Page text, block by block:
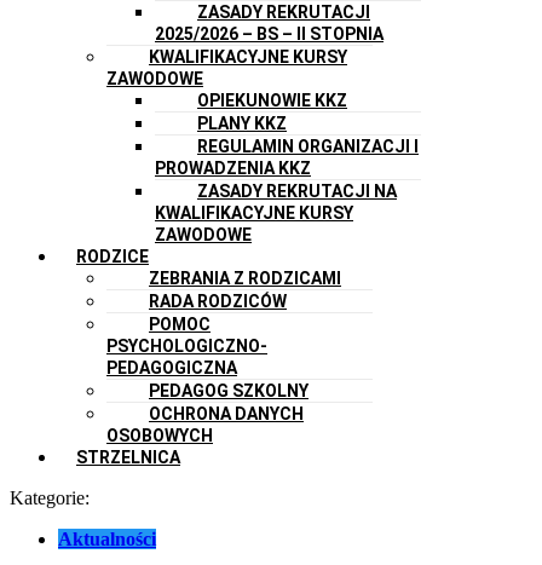
ZASADY REKRUTACJI
2025/2026 – BS – II STOPNIA
KWALIFIKACYJNE KURSY
ZAWODOWE
OPIEKUNOWIE KKZ
PLANY KKZ
REGULAMIN ORGANIZACJI I
PROWADZENIA KKZ
ZASADY REKRUTACJI NA
KWALIFIKACYJNE KURSY
ZAWODOWE
RODZICE
ZEBRANIA Z RODZICAMI
RADA RODZICÓW
POMOC
PSYCHOLOGICZNO-
PEDAGOGICZNA
PEDAGOG SZKOLNY
OCHRONA DANYCH
OSOBOWYCH
STRZELNICA
Kategorie:
Aktualności